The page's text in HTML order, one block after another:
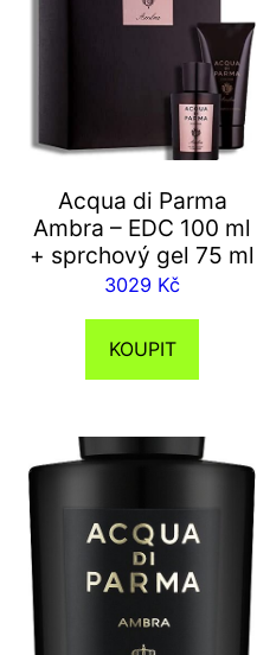
Acqua di Parma
Ambra – EDC 100 ml
+ sprchový gel 75 ml
3029 Kč
KOUPIT